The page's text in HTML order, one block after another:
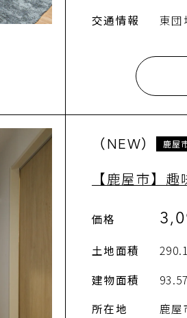
交通情報
東団
（NEW） 鹿屋
【鹿屋市】
価格
土地面積
建物面積
所在地
鹿屋